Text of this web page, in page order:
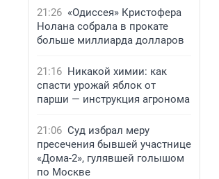
21:26 «Одиссея» Кристофера
Нолана собрала в прокате
больше миллиарда долларов
21:16 Никакой химии: как
спасти урожай яблок от
парши — инструкция агронома
21:06 Суд избрал меру
пресечения бывшей участнице
«Дома-2», гулявшей голышом
по Москве